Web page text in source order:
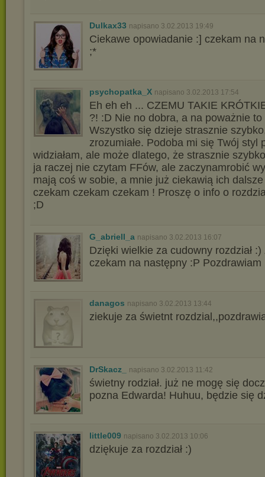
Dulkax33 napisano 3.02.2013 19:49
Ciekawe opowiadanie :] czekam na
;*
psychopatka_X napisano 3.02.2013 17:54
Eh eh eh ... CZEMU TAKIE
?! :D Nie no dobra, a na poważnie to
Wszystko się dzieje strasznie
zrozumiałe. Podoba mi się Twój styl
widziałam, ale może dlatego, że strasznie
ja raczej nie czytam FFów, ale zaczynamrobić
mają coś w sobie, a mnie już ciekawią ich
czekam czekam czekam ! Proszę o info o
;D
G_abriell_a napisano 3.02.2013 16:07
Dzięki wielkie za cudowny rozdział
czekam na następny :P Pozdrawiam
danagos napisano 3.02.2013 13:44
ziekuje za świetnt
DrSkacz_ napisano 3.02.2013 11:42
świetny rodział. już ne mogę się
pozna Edwarda! Huhuu, będzie się
little009 napisano 3.02.2013 10:06
dziękuje za rozdział :)